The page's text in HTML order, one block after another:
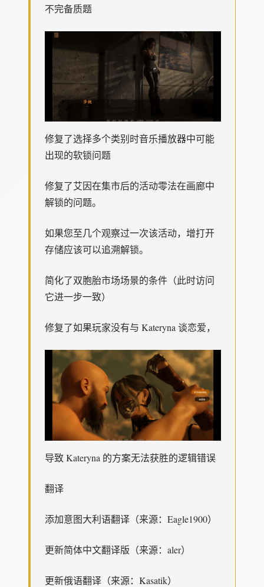
不完备质题
修复了选择多个类别时音乐播放器中可能
出现的软锁问题
修复了艾因在集市后的活动零法在画廊中
解锁的问题。
如果您至几个观察过一次该活动，增打开
存储应该可以追溯解锁。
简化了双胞胎市场场景的条件（此时访问
它进一步一致）
修复了如果玩家没有与 Kateryna 谈恋爱，
导致 Kateryna 的方案无法获胜的逻辑错误
翻译
添加意图大利语翻译（来源：Eagle1900）
更新简体中文翻译版（来源：aler）
更新俄语翻译（来源：Kasatik）